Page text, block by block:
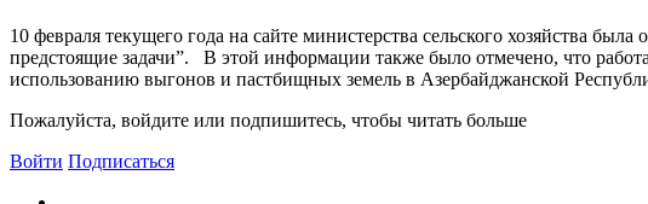
10 февраля текущего года на сайте министерства сельского хозяйства
предстоящие задачи”. В этой информации также было отмечено, что
использованию выгонов и пастбищных земель в Азербайджанской
Пожалуйста, войдите или подпишитесь, чтобы читать больше
Войти Подписаться